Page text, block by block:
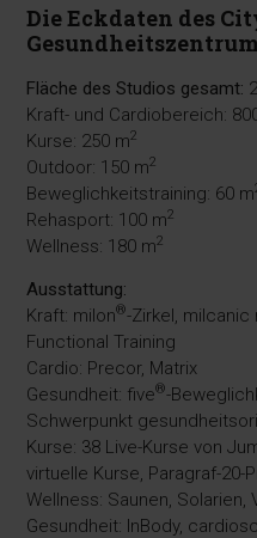
Die Eckdaten des
Fläche des Studios gesamt:
Kraft- und Cardiobereich:
Kurse: 250 m2
Outdoor: 150 m2
Beweglichkeitstraining: 60 m
Rehasport: 100 m2
Wellness: 180 m2
Ausstattung:
Kraft: milon®-Zirkel, milcanic
Functional Training
Cardio: Precor, Matrix
Gesundheit: five®-
Schwerpunkt
Kurse: 38 Live-Kurse von
virtuelle Kurse, Paragraf-20-
Wellness: Saunen,
Gesundheit: InBody,